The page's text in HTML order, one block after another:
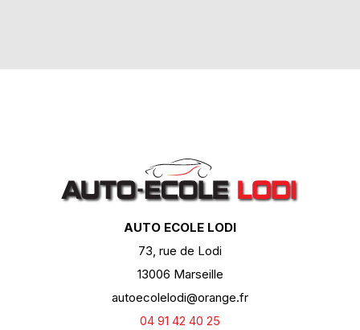
AUTO ECOLE LODI
73, rue de Lodi
13006 Marseille
autoecolelodi@orange.fr
04 91 42 40 25